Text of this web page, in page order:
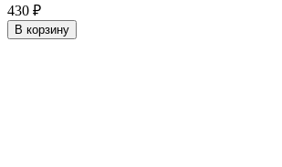
430 ₽
В корзину